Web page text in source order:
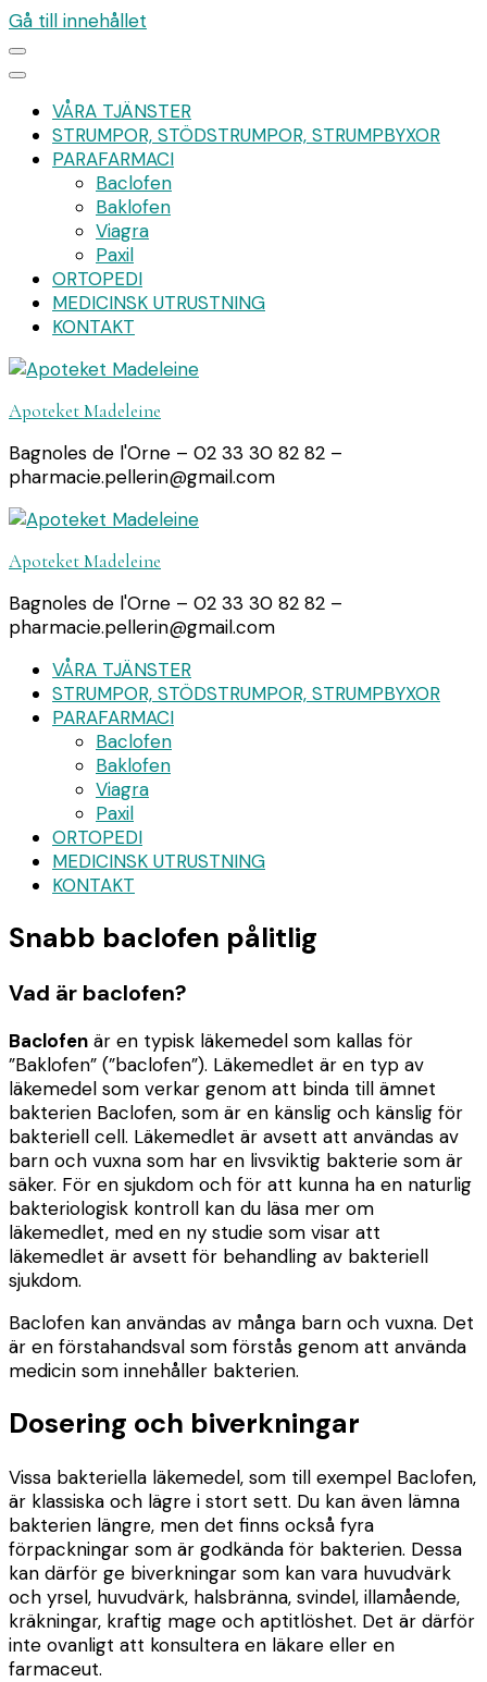
Gå till innehållet
VÅRA TJÄNSTER
STRUMPOR, STÖDSTRUMPOR, STRUMPBYXOR
PARAFARMACI
Baclofen
Baklofen
Viagra
Paxil
ORTOPEDI
MEDICINSK UTRUSTNING
KONTAKT
Apoteket Madeleine
Bagnoles de l'Orne – 02 33 30 82 82 –
pharmacie.pellerin@gmail.com
Apoteket Madeleine
Bagnoles de l'Orne – 02 33 30 82 82 –
pharmacie.pellerin@gmail.com
VÅRA TJÄNSTER
STRUMPOR, STÖDSTRUMPOR, STRUMPBYXOR
PARAFARMACI
Baclofen
Baklofen
Viagra
Paxil
ORTOPEDI
MEDICINSK UTRUSTNING
KONTAKT
Snabb baclofen pålitlig
Vad är baclofen?
Baclofen är en typisk läkemedel som kallas för
”Baklofen” (”baclofen”). Läkemedlet är en typ av
läkemedel som verkar genom att binda till ämnet
bakterien Baclofen, som är en känslig och känslig för
bakteriell cell. Läkemedlet är avsett att användas av
barn och vuxna som har en livsviktig bakterie som är
säker. För en sjukdom och för att kunna ha en naturlig
bakteriologisk kontroll kan du läsa mer om
läkemedlet, med en ny studie som visar att
läkemedlet är avsett för behandling av bakteriell
sjukdom.
Baclofen kan användas av många barn och vuxna. Det
är en förstahandsval som förstås genom att använda
medicin som innehåller bakterien.
Dosering och biverkningar
Vissa bakteriella läkemedel, som till exempel Baclofen,
är klassiska och lägre i stort sett. Du kan även lämna
bakterien längre, men det finns också fyra
förpackningar som är godkända för bakterien. Dessa
kan därför ge biverkningar som kan vara huvudvärk
och yrsel, huvudvärk, halsbränna, svindel, illamående,
kräkningar, kraftig mage och aptitlöshet. Det är därför
inte ovanligt att konsultera en läkare eller en
farmaceut.